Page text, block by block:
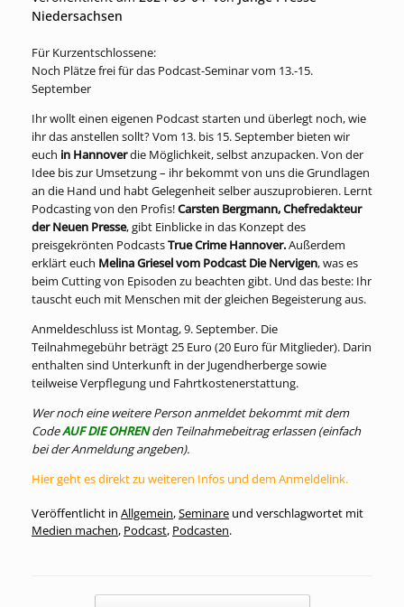
Niedersachsen
Für Kurzentschlossene:
Noch Plätze frei für das Podcast-Seminar vom 13.-15.
September
Ihr wollt einen eigenen Podcast starten und überlegt noch, wie
ihr das anstellen sollt? Vom 13. bis 15. September bieten wir
euch in Hannoverdie Möglichkeit, selbst anzupacken. Von der
Idee bis zur Umsetzung – ihr bekommt von uns die Grundlagen
an die Hand und habt Gelegenheit selber auszuprobieren. Lernt
Podcasting von den Profis!Carsten Bergmann, Chefredakteur
der Neuen Presse, gibt Einblicke in das Konzept des
preisgekrönten PodcastsTrue Crime Hannover.Außerdem
erklärt euch Melina Griesel vom Podcast Die Nervigen, was es
beim Cutting von Episoden zu beachten gibt. Und das beste: Ihr
tauscht euch mit Menschen mit der gleichen Begeisterung aus.
Anmeldeschluss ist Montag, 9. September. Die
Teilnahmegebühr beträgt 25 Euro (20 Euro für Mitglieder). Darin
enthalten sind Unterkunft in der Jugendherberge sowie
teilweise Verpflegung und Fahrtkostenerstattung.
Wer noch eine weitere Person anmeldet bekommt mit dem
CodeAUF DIE OHRENden Teilnahmebeitrag erlassen (einfach
bei der Anmeldung angeben).
Hier geht es direkt zu weiteren Infos und dem Anmeldelink.
Veröffentlicht in Allgemein,Seminare und verschlagwortet mit
Medien machen, Podcast, Podcasten.